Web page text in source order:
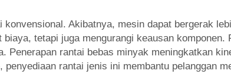
Akibatnya, mesin dapat bergerak
tetapi juga mengurangi keausan komponen.
Penerapan rantai bebas minyak meningkatkan
rantai jenis ini membantu pelanggan